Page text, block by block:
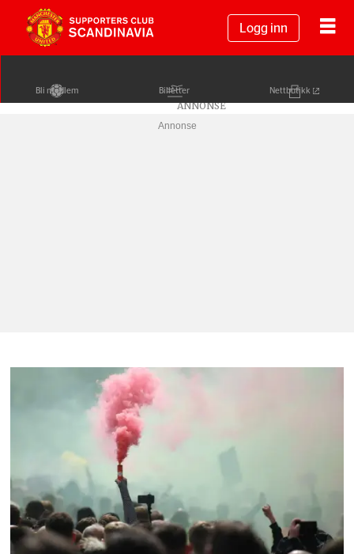
Logg inn
Bli medlem Billetter Nettbutikk
Annonse